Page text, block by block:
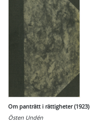
Om panträtt i rättigheter (1923)
Östen Undén